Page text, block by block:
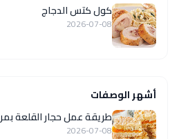
كول كتس الدجاج
2026-07-08
أشهر الوصفات
طريقة عمل حجار القلعة
2026-07-08